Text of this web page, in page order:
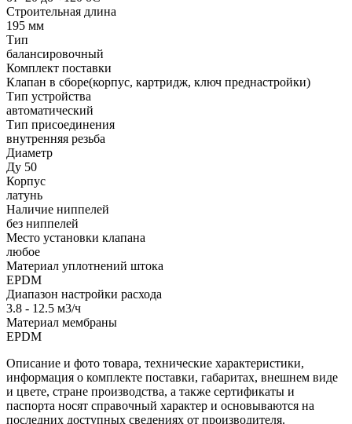
Строительная длина
195 мм
Тип
балансировочный
Комплект поставки
Клапан в сборе(корпус, картридж, ключ преднастройки)
Тип устройства
автоматический
Тип присоединения
внутренняя резьба
Диаметр
Ду 50
Корпус
латунь
Наличие ниппелей
без ниппелей
Место установки клапана
любое
Материал уплотнений штока
EPDM
Диапазон настройки расхода
3.8 - 12.5 м3/ч
Материал мембраны
EPDM
Описание и фото товара, технические характеристики,
информация о комплекте поставки, габаритах, внешнем виде
и цвете, стране производства, а также сертификаты и
паспорта носят справочный характер и основываются на
последних доступных сведениях от производителя.